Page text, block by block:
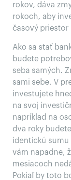
rokov, dáva
rokoch, aby
časový priestor
Ako sa stať
budete
seba samých.
sami sebe. V
investujete
na svoj
napríklad na
dva roky
identickú sumu
vám napadne,
mesiacoch
Pokiaľ by toto